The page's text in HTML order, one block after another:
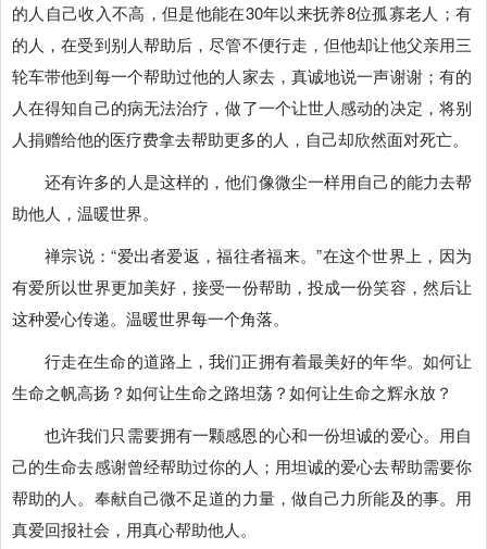
的人自己收入不高，但是他能在30年以来抚养8位孤寡老人；有
的人，在受到别人帮助后，尽管不便行走，但他却让他父亲用三
轮车带他到每一个帮助过他的人家去，真诚地说一声谢谢；有的
人在得知自己的病无法治疗，做了一个让世人感动的决定，将别
人捐赠给他的医疗费拿去帮助更多的人，自己却欣然面对死亡。
还有许多的人是这样的，他们像微尘一样用自己的能力去帮
助他人，温暖世界。
禅宗说：“爱出者爱返，福往者福来。”在这个世界上，因为
有爱所以世界更加美好，接受一份帮助，投成一份笑容，然后让
这种爱心传递。温暖世界每一个角落。
行走在生命的道路上，我们正拥有着最美好的年华。如何让
生命之帆高扬？如何让生命之路坦荡？如何让生命之辉永放？
也许我们只需要拥有一颗感恩的心和一份坦诚的爱心。用自
己的生命去感谢曾经帮助过你的人；用坦诚的爱心去帮助需要你
帮助的人。奉献自己微不足道的力量，做自己力所能及的事。用
真爱回报社会，用真心帮助他人。